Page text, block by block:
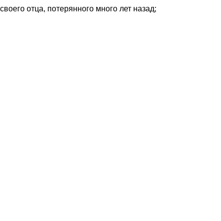
отца, потерянного много лет назад;